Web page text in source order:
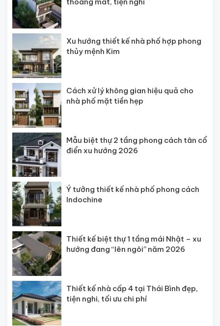
Xu hướng thiết kế nhà phố hợp phong
thủy mệnh Kim
Cách xử lý không gian hiệu quả cho
nhà phố mặt tiền hẹp
Mẫu biệt thự 2 tầng phong cách tân cổ
điển xu hướng 2026
Ý tưởng thiết kế nhà phố phong cách
Indochine
Thiết kế biệt thự 1 tầng mái Nhật – xu
hướng đang “lên ngôi” năm 2026
Thiết kế nhà cấp 4 tại Thái Bình đẹp,
tiện nghi, tối ưu chi phí